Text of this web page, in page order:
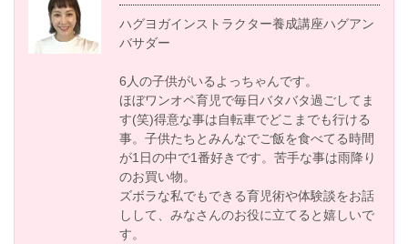
ハグヨガインストラクター養成講座ハグアン
バサダー
6人の子供がいるよっちゃんです。
ほぼワンオペ育児で毎日バタバタ過ごしてま
す(笑)得意な事は自転車でどこまでも行ける
事。子供たちとみんなでご飯を食べてる時間
が1日の中で1番好きです。苦手な事は雨降り
のお買い物。
ズボラな私でもできる育児術や体験談をお話
しして、みなさんのお役に立てると嬉しいで
す。